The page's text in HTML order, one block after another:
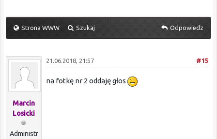
Strona WWW Szukaj Odpowiedz
Marcin
Losicki
Administr
#15
21.06.2018, 21:57
na fotkę nr 2 oddaję głos